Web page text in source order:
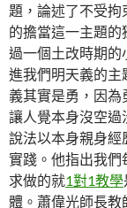
題，論述了不受拘
的擔當這一主題
過一個土改時期的
進我們明天義的
義其實是勇，因為
讓人覺本身沒空過
說法以本身親身經
實踐。他指出我們
求做的就1對1教學
體。蕭偉光師長教